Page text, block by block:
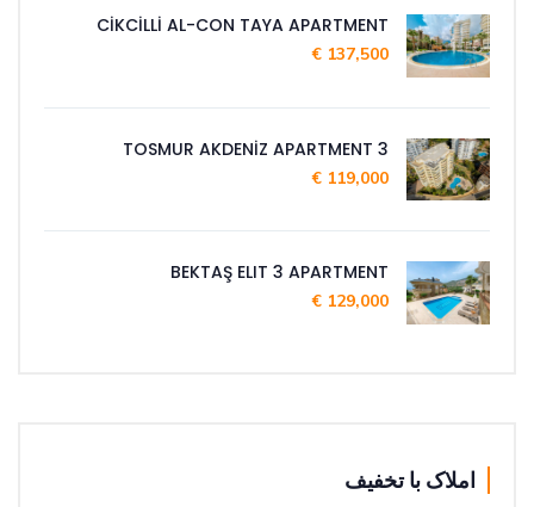
CİKCİLLİ AL-CON TAYA APARTMENT
137,500 €
TOSMUR AKDENİZ APARTMENT 3
119,000 €
BEKTAŞ ELIT 3 APARTMENT
129,000 €
املاک با تخفیف